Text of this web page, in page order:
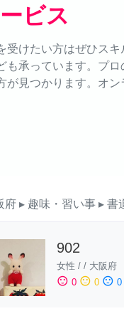
ビス
受けたい方はぜひス
も承っています。プ
が見つかります。オ
府 ▸ 趣味・習い事 ▸ 書
902
女性 / / 大阪府
sentiment_satisfied 0 sentiment_neutral 0 sentiment_dissatisfied 0